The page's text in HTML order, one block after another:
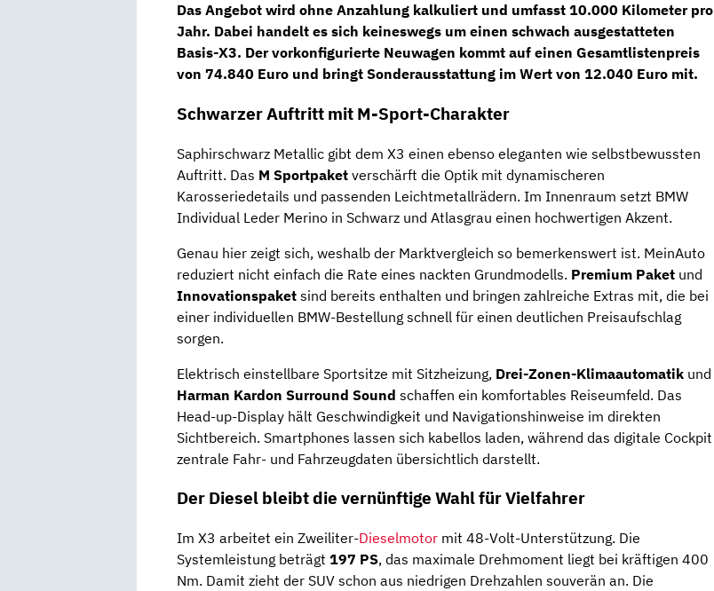
Das Angebot wird ohne Anzahlung kalkuliert und umfasst 10.000 Kilometer pro
Jahr. Dabei handelt es sich keineswegs um einen schwach ausgestatteten
Basis-X3. Der vorkonfigurierte Neuwagen kommt auf einen Gesamtlistenpreis
von 74.840 Euro und bringt Sonderausstattung im Wert von 12.040 Euro mit.
Schwarzer Auftritt mit M-Sport-Charakter
Saphirschwarz Metallic gibt dem X3 einen ebenso eleganten wie selbstbewussten
Auftritt. Das M Sportpaket verschärft die Optik mit dynamischeren
Karosseriedetails und passenden Leichtmetallrädern. Im Innenraum setzt BMW
Individual Leder Merino in Schwarz und Atlasgrau einen hochwertigen Akzent.
Genau hier zeigt sich, weshalb der Marktvergleich so bemerkenswert ist. MeinAuto
reduziert nicht einfach die Rate eines nackten Grundmodells. Premium Paket und
Innovationspaket sind bereits enthalten und bringen zahlreiche Extras mit, die bei
einer individuellen BMW-Bestellung schnell für einen deutlichen Preisaufschlag
sorgen.
Elektrisch einstellbare Sportsitze mit Sitzheizung, Drei-Zonen-Klimaautomatik und
Harman Kardon Surround Sound schaffen ein komfortables Reiseumfeld. Das
Head-up-Display hält Geschwindigkeit und Navigationshinweise im direkten
Sichtbereich. Smartphones lassen sich kabellos laden, während das digitale Cockpit
zentrale Fahr- und Fahrzeugdaten übersichtlich darstellt.
Der Diesel bleibt die vernünftige Wahl für Vielfahrer
Im X3 arbeitet ein Zweiliter-Dieselmotor mit 48-Volt-Unterstützung. Die
Systemleistung beträgt 197 PS, das maximale Drehmoment liegt bei kräftigen 400
Nm. Damit zieht der SUV schon aus niedrigen Drehzahlen souverän an. Die